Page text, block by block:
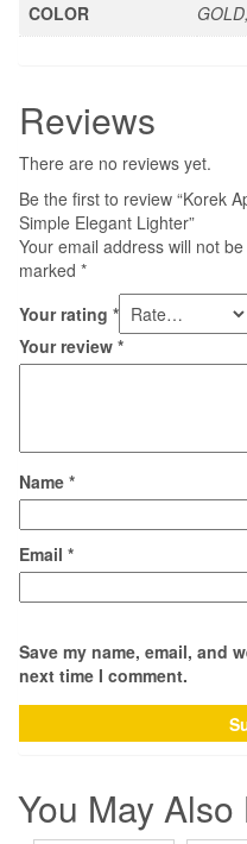
COLOR
Reviews
There are no reviews yet.
Be the first to review “Korek
Simple Elegant Lighter”
Your email address will not
marked *
Your rating *
Your review *
Name *
Email *
Save my name, email, and
next time I comment.
You May Also